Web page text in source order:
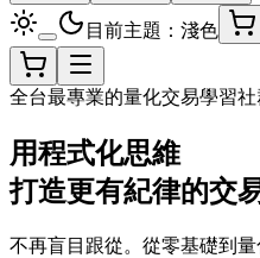
目前主題：淺色
全台最專業的量化交易學習社
用程式化思維
打造更有紀律的交
不再盲目跟從。從零基礎到